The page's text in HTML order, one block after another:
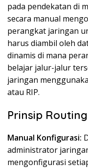
pada pendekatan di
secara manual
perangkat jaringan
harus diambil oleh
dinamis di mana
belajar jalur-jalur
jaringan
atau RIP.
Prinsip
Manual Konfigurasi:
administrator
mengonfigurasi